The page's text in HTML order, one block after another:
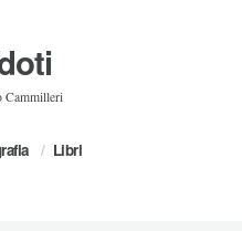
Cammilleri
Libri